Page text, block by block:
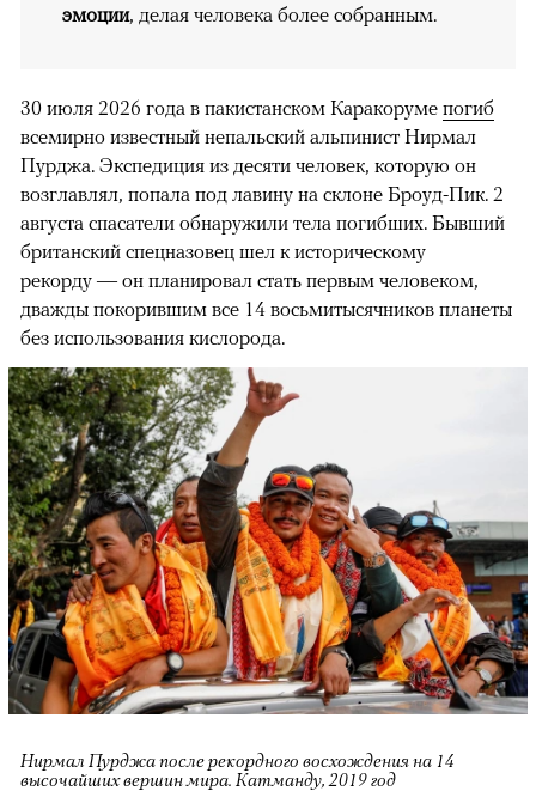
эмоции, делая человека более собранным.
30 июля 2026 года в пакистанском Каракоруме погиб
всемирно известный непальский альпинист Нирмал
Пурджа. Экспедиция из десяти человек, которую он
возглавлял, попала под лавину на склоне Броуд-Пик. 2
августа спасатели обнаружили тела погибших. Бывший
британский спецназовец шел к историческому
рекорду — он планировал стать первым человеком,
дважды покорившим все 14 восьмитысячников планеты
без использования кислорода.
Нирмал Пурджа после рекордного восхождения на 14
высочайших вершин мира. Катманду, 2019 год